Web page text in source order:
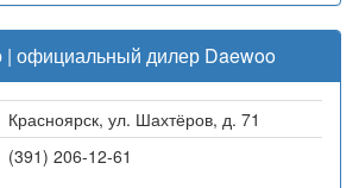
| официальный дилер Daewoo
Красноярск, ул. Шахтёров, д. 71
(391) 206-12-61